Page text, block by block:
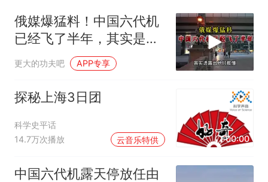
俄媒爆猛料！中国六代机
已经飞了半年，其实是故
意让卫星拍到的！
更大的功夫吧 APP专享
探秘上海3日团
科学史平话
14.7万次播放
云音乐特供 00:00
中国六代机露天停放任由